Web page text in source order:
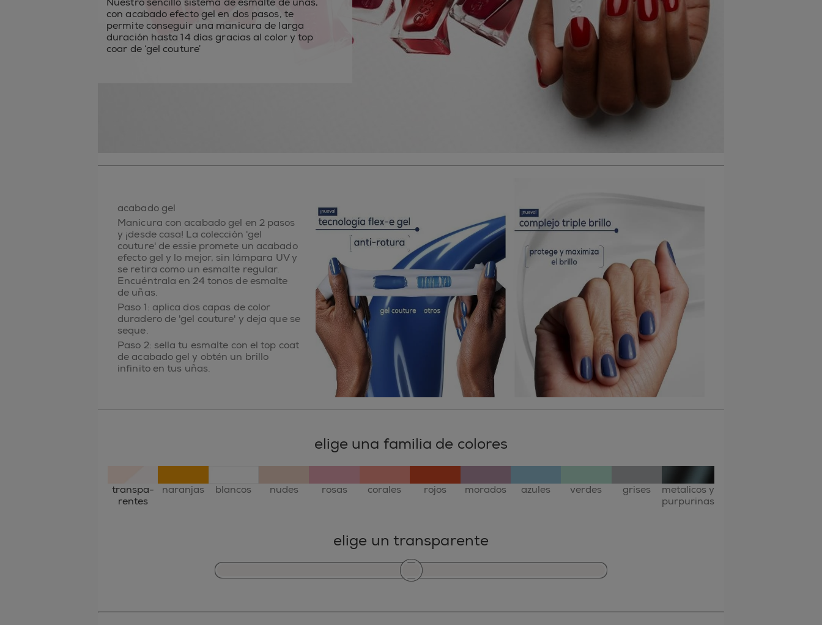
con acabado efecto gel en dos pasos, te
permite conseguir una manicura de larga
duración hasta 14 días gracias al color y top
coar de ‘gel couture’​
acabado gel
Manicura con acabado gel en 2 pasos
y ¡desde casa! La colección 'gel
couture' de essie promete un acabado
efecto gel y lo mejor, sin lámpara UV y
se retira como un esmalte regular.
Encuéntrala en 24 tonos de esmalte
de uñas.
Paso 1: aplica dos capas de color
duradero de 'gel couture' y deja que se
seque.
Paso 2: sella tu esmalte con el top coat
de acabado gel y obtén un brillo
infinito en tus uñas.
elige una familia de colores
transpa-
rentes
naranjas blancos nudes rosas corales rojos morados azules verdes grises
metalicos y
purpurinas
elige un transparente